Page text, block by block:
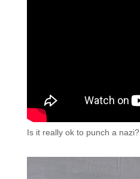
Is it really ok to punch a nazi?